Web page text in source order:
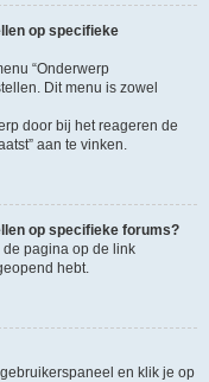
op specifieke
“Onderwerp
Dit menu is zowel
door bij het reageren de
aan te vinken.
op specifieke forums?
pagina op de link
hebt.
en klik je op